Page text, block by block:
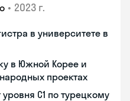
• 2023 г.
в университете в
в Южной Корее и
проектах
C1 по турецкому